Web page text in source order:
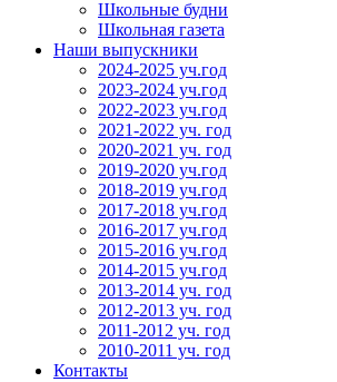
Школьные будни
Школьная газета
Наши выпускники
2024-2025 уч.год
2023-2024 уч.год
2022-2023 уч.год
2021-2022 уч. год
2020-2021 уч. год
2019-2020 уч.год
2018-2019 уч.год
2017-2018 уч.год
2016-2017 уч.год
2015-2016 уч.год
2014-2015 уч.год
2013-2014 уч. год
2012-2013 уч. год
2011-2012 уч. год
2010-2011 уч. год
Контакты